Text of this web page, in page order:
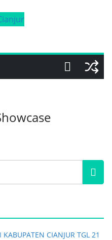
CIANJUR TGL 21